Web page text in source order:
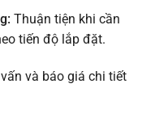
Thuận tiện khi cần
tiến độ lắp đặt.
và báo giá chi tiết